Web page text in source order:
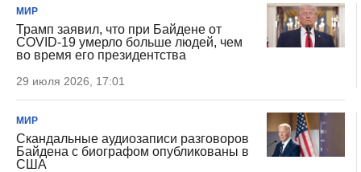
МИР
Трамп заявил, что при Байдене от
COVID-19 умерло больше людей, чем
во время его президентства
29 июля 2026, 17:01
МИР
Скандальные аудиозаписи разговоров
Байдена с биографом опубликованы в
США